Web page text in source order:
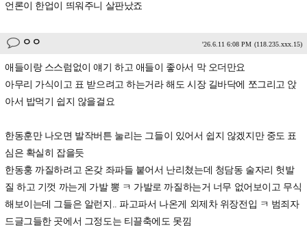
언론이 한업이 띄워주니 살판났죠
ㅇㅇ '26.6.11 6:08 PM (118.235.xxx.15)
애들이랑 스스럼없이 얘기 하고 애들이 좋아서 막 오더만요
아무리 가식이고 표 받으려고 하는거라 해도 시장 길바닥에 쪼그리고 앉
아서 밥먹기 쉽지 않을걸요
한동훈만 나오면 발작버튼 눌리는 그들이 있어서 쉽지 않겠지만 중도 표
심은 확실히 잡을듯
한동훙 까질하려고 온갖 좌파들 붙어서 난리쳤는데 청담동 술자리 헛발
질 하고 기껏 까는게 가발 뽕 ㅋ 가발로 까질하는거 너무 없어보이고 무식
해보이는데 그들은 알런지.. 파고파서 나온게 외제차 위장전입 ㅋ 범죄자
드글그들한 곳에서 그정도는 티끌축에도 못낌